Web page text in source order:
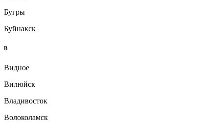
Бугры
Буйнакск
В
Видное
Вилюйск
Владивосток
Волоколамск